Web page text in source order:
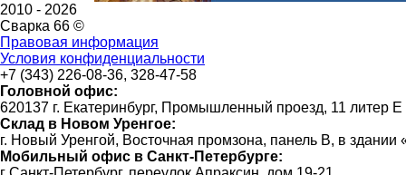
2010 - 2026
Сварка 66 ©
Правовая информация
Условия конфиденциальности
+7 (343) 226-08-36, 328-47-58
Головной офис:
620137 г. Екатеринбург, Промышленный проезд, 11 литер Е
Склад в Новом Уренгое:
г. Новый Уренгой, Восточная промзона, панель В, в
Мобильный офис в Санкт-Петербурге: